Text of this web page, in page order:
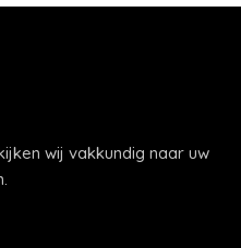
wij vakkundig naar uw